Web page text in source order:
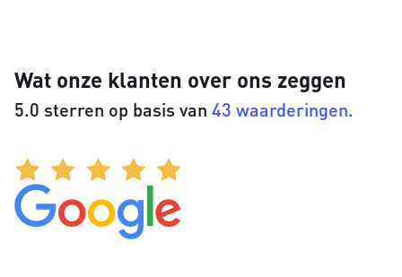
Wat onze klanten over ons zeggen
5.0 sterren op basis van 43 waarderingen.